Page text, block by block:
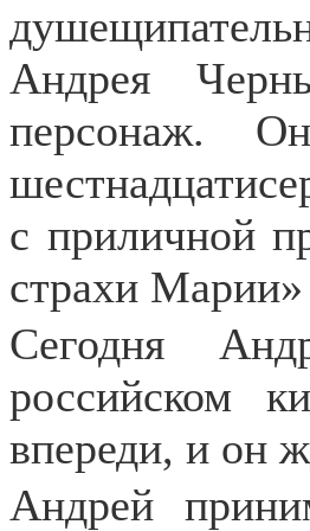
Андрея
персонаж. Он
с приличной
страхи Марии»
Сегодня
российском
впереди, и он
Андрей